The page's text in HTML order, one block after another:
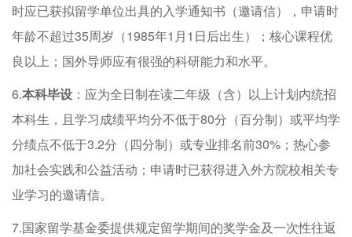
时应已获拟留学单位出具的入学通知书（邀请信），申请时
年龄不超过35周岁（1985年1月1日后出生）；核心课程优
良以上；国外导师应有很强的科研能力和水平。
6.本科毕设 ：应为全日制在读二年级（含）以上计划内统招
本科生，且学习成绩平均分不低于80分（百分制）或平均学
分绩点不低于3.2分（四分制）或专业排名前30%；热心参
加社会实践和公益活动；申请时已获得进入外方院校相关专
业学习的邀请信。
7.国家留学基金委提供规定留学期间的奖学金及一次性往返